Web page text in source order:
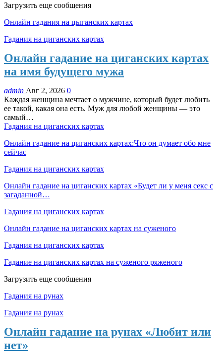
Загрузить еще сообщения
Онлайн гадания на цыганских картах
Гадания на циганских картах
Онлайн гадание на циганских картах
на имя будущего мужа
admin Авг 2, 2026 0
Каждая женщина мечтает о мужчине, который будет любить
ее такой, какая она есть. Муж для любой женщины — это
самый…
Гадания на циганских картах
Онлайн гадание на циганских картах:Что он думает обо мне
сейчас
Гадания на циганских картах
Онлайн гадание на циганских картах «Будет ли у меня секс с
загаданной…
Гадания на циганских картах
Онлайн гадание на циганских картах на суженого
Гадания на циганских картах
Гадание на циганских картах на суженого ряженого
Загрузить еще сообщения
Гадания на рунах
Гадания на рунах
Онлайн гадание на рунах «Любит или
нет»